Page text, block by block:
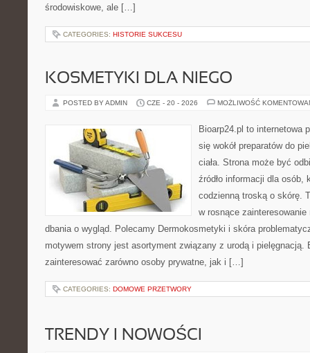
środowiskowe, ale […]
CATEGORIES: HISTORIE SUKCESU
KOSMETYKI DLA NIEGO
POSTED BY ADMIN CZE - 20 - 2026 MOŻLIWOŚĆ
Bioarp24.pl to internetowa
się wokół preparatów do
ciała. Strona może być
źródło informacji dla osób,
codzienną troską o skórę.
w rosnące
dbania o wygląd. Polecamy Dermokosmetyki i skóra
motywem strony jest asortyment związany z urodą i pielęgnacją.
zainteresować zarówno osoby prywatne, jak i […]
CATEGORIES: DOMOWE PRZETWORY
TRENDY I NOWOŚCI